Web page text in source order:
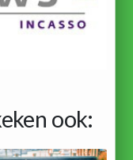
ook: